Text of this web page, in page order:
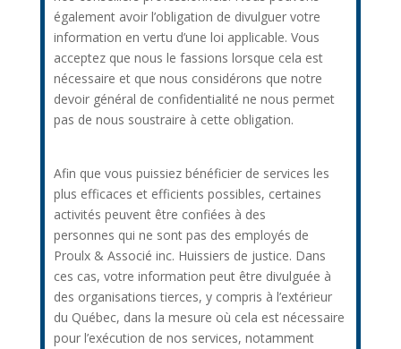
également avoir l’obligation de divulguer votre
information en vertu d’une loi applicable. Vous
acceptez que nous le fassions lorsque cela est
nécessaire et que nous considérons que notre
devoir général de confidentialité ne nous permet
pas de nous soustraire à cette obligation.
Afin que vous puissiez bénéficier de services les
plus efficaces et efficients possibles, certaines
activités peuvent être confiées à des
personnes qui ne sont pas des employés de
Proulx & Associé inc. Huissiers de justice. Dans
ces cas, votre information peut être divulguée à
des organisations tierces, y compris à l’extérieur
du Québec, dans la mesure où cela est nécessaire
pour l’exécution de nos services, notamment